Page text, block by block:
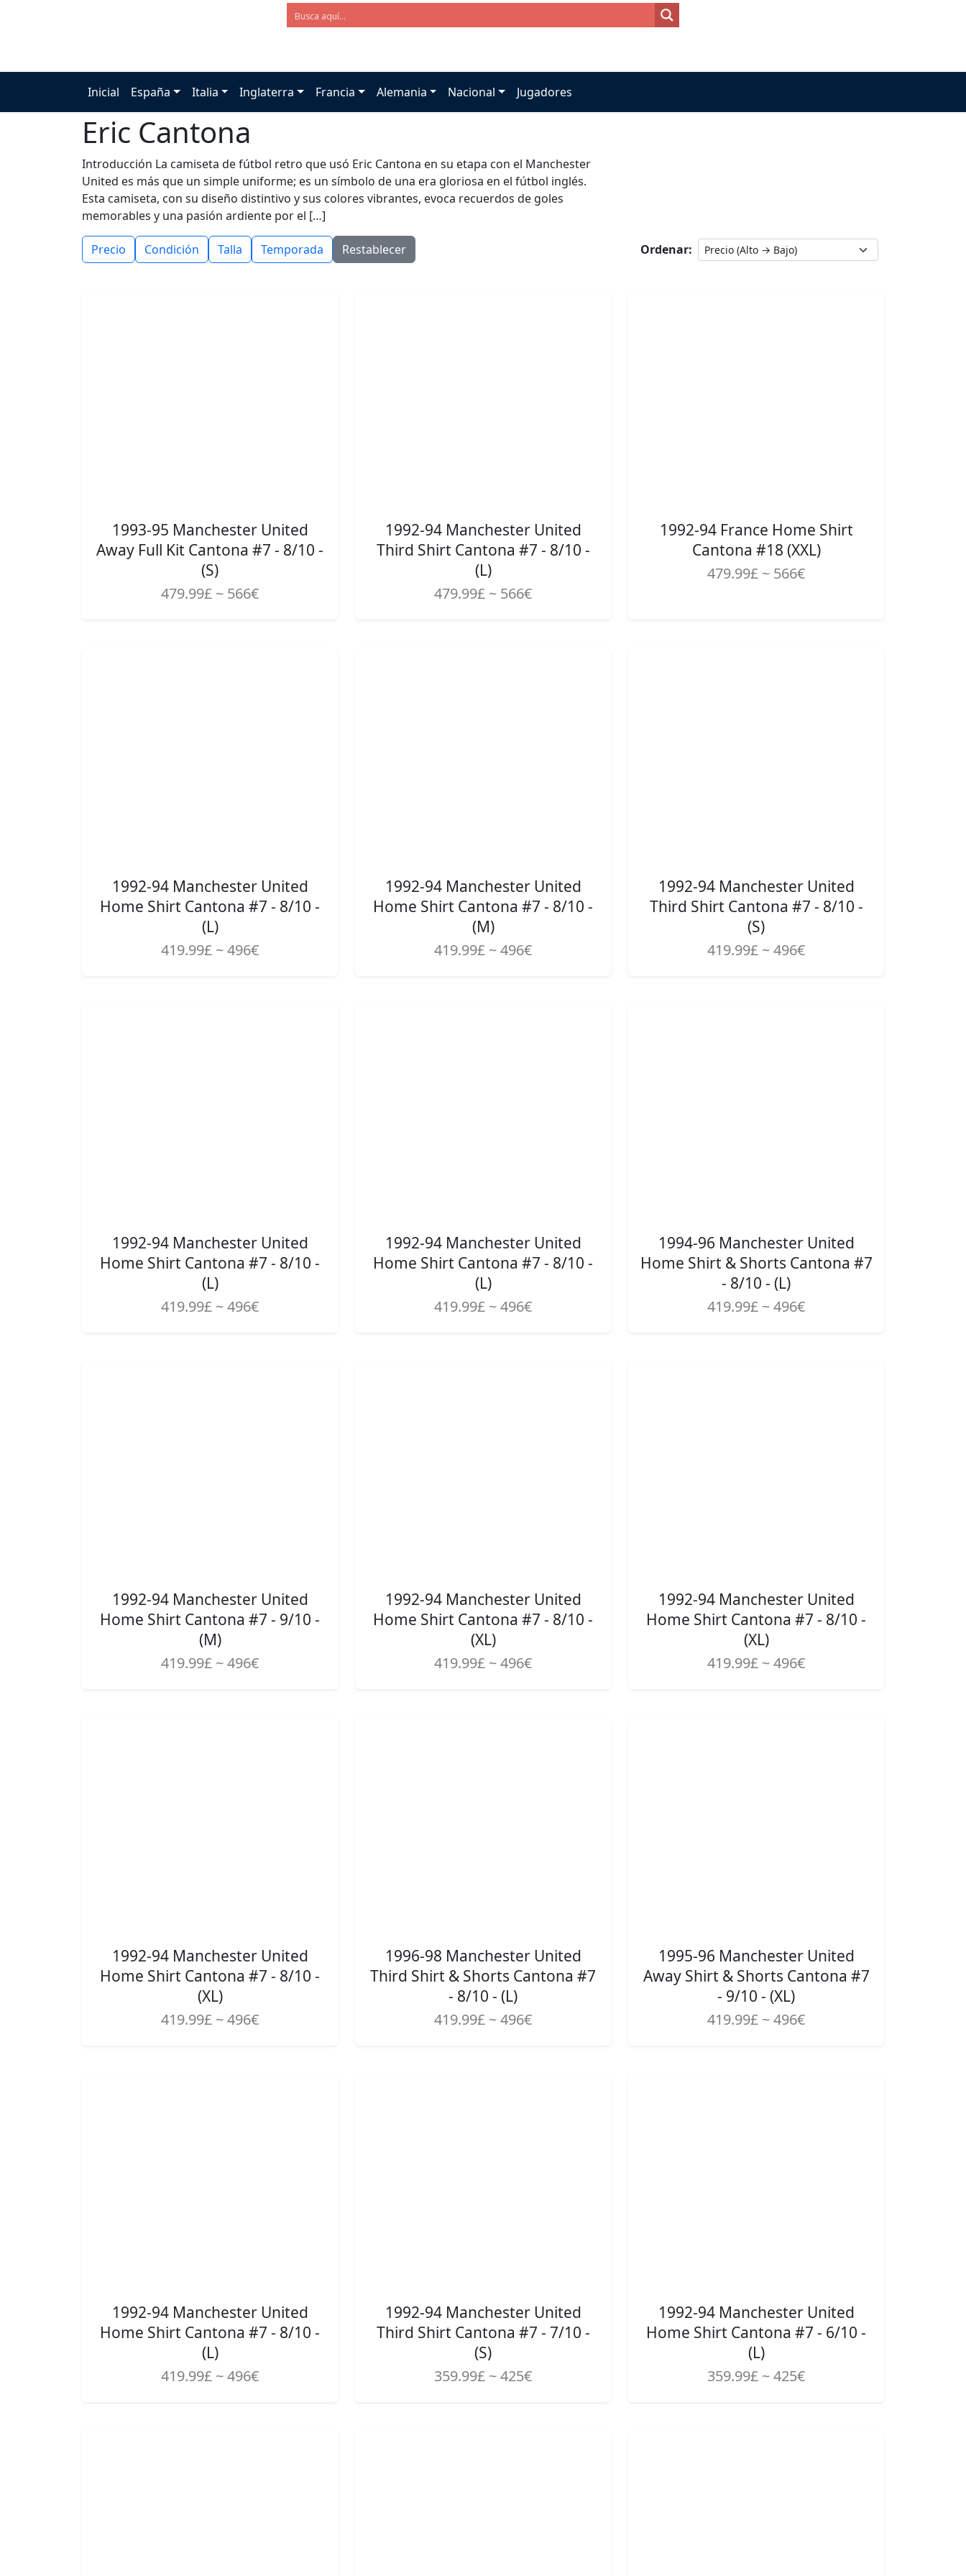
Inicial España Italia Inglaterra Francia Alemania Nacional Jugadores
Eric Cantona
Introducción La camiseta de fútbol retro que usó Eric Cantona en su etapa con el Manchester
United es más que un simple uniforme; es un símbolo de una era gloriosa en el fútbol inglés.
Esta camiseta, con su diseño distintivo y sus colores vibrantes, evoca recuerdos de goles
memorables y una pasión ardiente por el […]
Precio Condición Talla Temporada Restablecer Ordenar:
1993-95 Manchester United
Away Full Kit Cantona #7 - 8/10 -
(S)
479.99£ ~ 566€
1992-94 Manchester United
Third Shirt Cantona #7 - 8/10 -
(L)
479.99£ ~ 566€
1992-94 France Home Shirt
Cantona #18 (XXL)
479.99£ ~ 566€
1992-94 Manchester United
Home Shirt Cantona #7 - 8/10 -
(L)
419.99£ ~ 496€
1992-94 Manchester United
Home Shirt Cantona #7 - 8/10 -
(M)
419.99£ ~ 496€
1992-94 Manchester United
Third Shirt Cantona #7 - 8/10 -
(S)
419.99£ ~ 496€
1992-94 Manchester United
Home Shirt Cantona #7 - 8/10 -
(L)
419.99£ ~ 496€
1992-94 Manchester United
Home Shirt Cantona #7 - 8/10 -
(L)
419.99£ ~ 496€
1994-96 Manchester United
Home Shirt & Shorts Cantona #7
- 8/10 - (L)
419.99£ ~ 496€
1992-94 Manchester United
Home Shirt Cantona #7 - 9/10 -
(M)
419.99£ ~ 496€
1992-94 Manchester United
Home Shirt Cantona #7 - 8/10 -
(XL)
419.99£ ~ 496€
1992-94 Manchester United
Home Shirt Cantona #7 - 8/10 -
(XL)
419.99£ ~ 496€
1992-94 Manchester United
Home Shirt Cantona #7 - 8/10 -
(XL)
419.99£ ~ 496€
1996-98 Manchester United
Third Shirt & Shorts Cantona #7
- 8/10 - (L)
419.99£ ~ 496€
1995-96 Manchester United
Away Shirt & Shorts Cantona #7
- 9/10 - (XL)
419.99£ ~ 496€
1992-94 Manchester United
Home Shirt Cantona #7 - 8/10 -
(L)
419.99£ ~ 496€
1992-94 Manchester United
Third Shirt Cantona #7 - 7/10 -
(S)
359.99£ ~ 425€
1992-94 Manchester United
Home Shirt Cantona #7 - 6/10 -
(L)
359.99£ ~ 425€